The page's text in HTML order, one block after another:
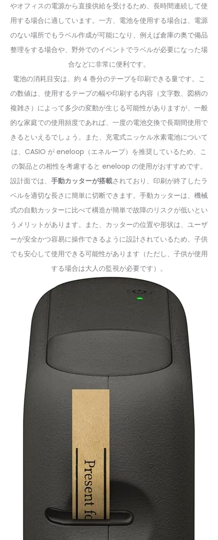
やオフィスの電源から直接供給を受けるため、長時間連続して使
用する場合に適しています。一方、電池を使用する場合は、電源
のない場所でもラベル作成が可能になり、例えば倉庫の奥で備品
整理をする場合や、野外でのイベントでラベルが必要になった場
合などに非常に便利です。
電池の消耗目安は、約 4 巻分のテープを印刷できる量です。こ
の数値は、使用するテープの幅や印刷する内容（文字数、図柄の
複雑さ）によって多少の変動が生じる可能性がありますが、一般
的な家庭での使用頻度であれば、一度の電池交換で長期間使用で
きるといえるでしょう。また、充電式ニッケル水素電池について
は、CASIO が eneloop（エネループ）を推奨しているため、こ
の製品との相性を考慮すると eneloop の使用がおすすめです。
設計面では、 手動カッターが搭載されており、印刷が終了したラ
ベルを適切な長さに簡単に切断できます。手動カッターは、機械
式の自動カッターに比べて構造が簡単で故障のリスクが低いとい
うメリットがあります。また、カッターの位置や形状は、ユーザ
ーが安全かつ容易に操作できるように設計されているため、子供
でも安心して使用できる可能性があります（ただし、子供が使用
する場合は大人の監視が必要です）。